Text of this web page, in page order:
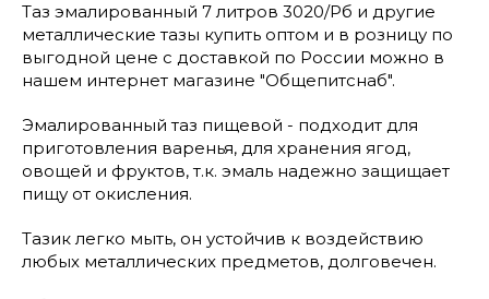
Таз эмалированный 7 литров 3020/Рб и другие
металлические тазы купить оптом и в розницу по
выгодной цене с доставкой по России можно в
нашем интернет магазине "Общепитснаб".
Эмалированный таз пищевой - подходит для
приготовления варенья, для хранения ягод,
овощей и фруктов, т.к. эмаль надежно защищает
пищу от окисления.
Тазик легко мыть, он устойчив к воздействию
любых металлических предметов, долговечен.